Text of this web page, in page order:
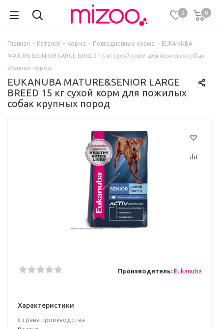
0 0
Главная - Каталог - Корма - Повседневные корма - EUKANUBA
MATURE&SENIOR LARGE BREED 15 кг сухой корм для пожилых собак
крупных пород
EUKANUBA MATURE&SENIOR LARGE
BREED 15 кг сухой корм для пожилых
собак крупных пород
Производитель: Eukanuba
Характеристики
Страна производства